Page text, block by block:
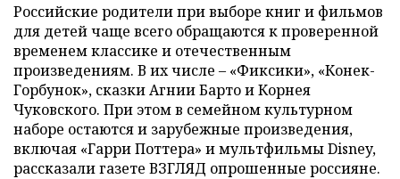
Российские родители при выборе книг и фильмов
для детей чаще всего обращаются к проверенной
временем классике и отечественным
произведениям. В их числе – «Фиксики», «Конек-
Горбунок», сказки Агнии Барто и Корнея
Чуковского. При этом в семейном культурном
наборе остаются и зарубежные произведения,
включая «Гарри Поттера» и мультфильмы Disney,
рассказали газете ВЗГЛЯД опрошенные россияне.